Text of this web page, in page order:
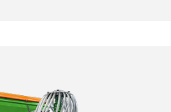
le niveau de
du terminal machine.